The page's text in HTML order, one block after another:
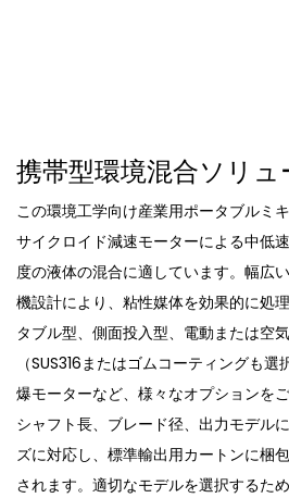
携帯型環境混合ソリュ
この環境工学向け産業用ポータブルミ
サイクロイド減速モーターによる中低
度の液体の混合に適しています。幅広
機設計により、粘性媒体を効果的に処
タブル型、側面投入型、電動または空
（SUS316またはゴムコーティングも
爆モーターなど、様々なオプションを
シャフト長、ブレード径、出力モデル
ズに対応し、標準輸出用カートンに梱
されます。適切なモデルを選択するた